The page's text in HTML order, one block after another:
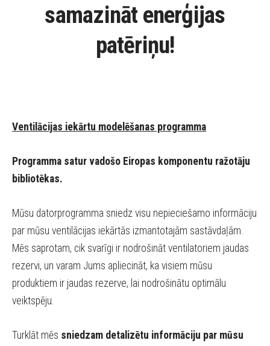
samazināt enerģijas
patēriņu!
Ventilācijas iekārtu modelēšanas programma
Programma satur vadošo Eiropas komponentu ražotāju
bibliotēkas.
Mūsu datorprogramma sniedz visu nepieciešamo informāciju
par mūsu ventilācijas iekārtās izmantotajām sastāvdaļām.
Mēs saprotam, cik svarīgi ir nodrošināt ventilatoriem jaudas
rezervi, un varam Jums apliecināt, ka visiem mūsu
produktiem ir jaudas rezerve, lai nodrošinātu optimālu
veiktspēju.
Turklāt mēs sniedzam detalizētu informāciju par mūsu